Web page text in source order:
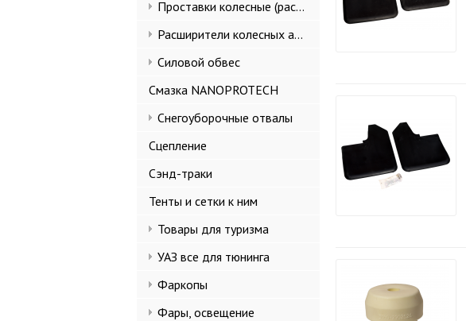
Проставки колесные (расширители колеи)
Расширители колесных арок и брызговики
Силовой обвес
Смазка NANOPROTECH
Снегоуборочные отвалы
Сцепление
Сэнд-траки
Тенты и сетки к ним
Товары для туризма
УАЗ все для тюнинга
Фаркопы
Фары, освещение